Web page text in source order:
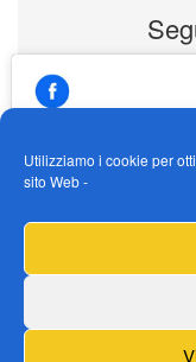
Utilizziamo i cookie per
sito Web -
https://Fai clic